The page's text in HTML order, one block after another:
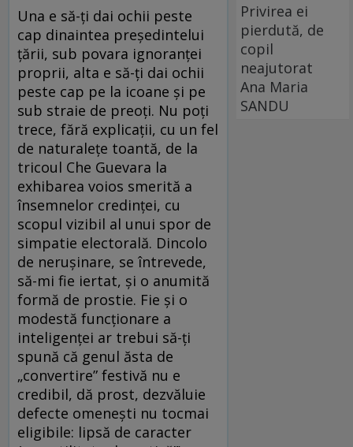
Una e să-ţi dai ochii peste
cap dinaintea preşedintelui
ţării, sub povara ignoranţei
proprii, alta e să-ţi dai ochii
peste cap pe la icoane şi pe
sub straie de preoţi. Nu poţi
trece, fără explicaţii, cu un fel
de naturaleţe toantă, de la
tricoul Che Guevara la
exhibarea voios smerită a
însemnelor credinţei, cu
scopul vizibil al unui spor de
simpatie electorală. Dincolo
de neruşinare, se întrevede,
să-mi fie iertat, şi o anumită
formă de prostie. Fie şi o
modestă funcţionare a
inteligenţei ar trebui să-ţi
spună că genul ăsta de
„convertire” festivă nu e
credibil, dă prost, dezvăluie
defecte omeneşti nu tocmai
eligibile: lipsă de caracter
Privirea ei
pierdută, de
copil
neajutorat
Ana Maria
SANDU